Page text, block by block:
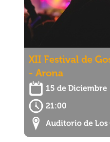
XII Festival de
- Arona
15 de Diciembre
21:00
Auditorio de Los